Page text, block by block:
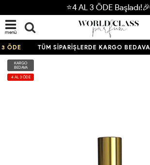
⭐4 AL 3 ÖDE Başladı!🎉
menü
TÜM SİPARİŞLERDE KARGO BEDAVA!
KARGO
BEDAVA
4 AL 3 ÖDE